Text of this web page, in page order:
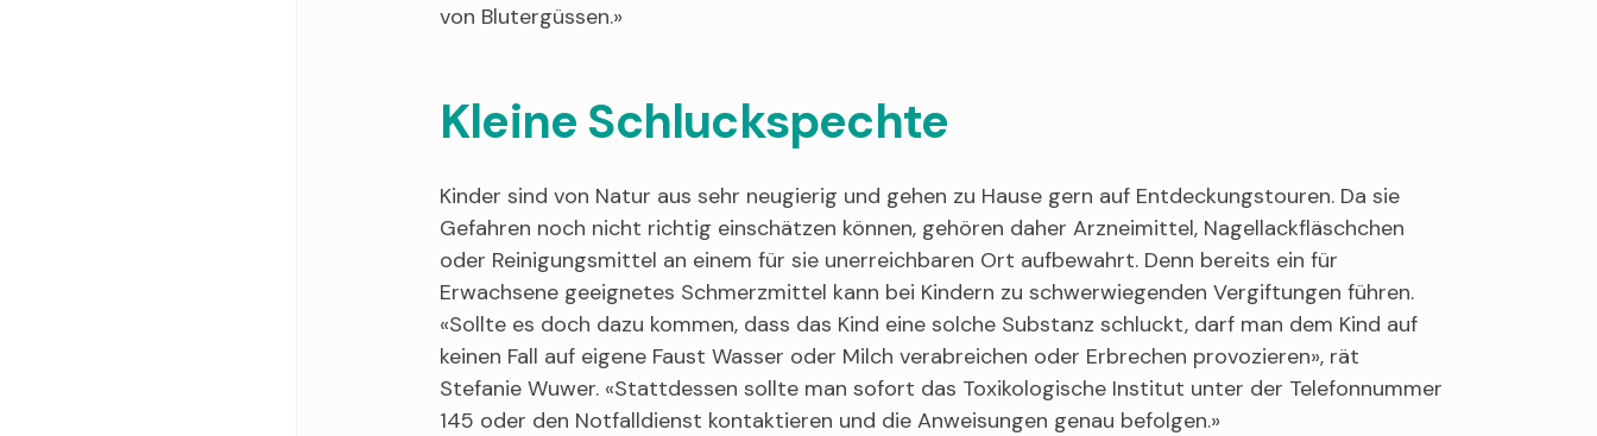
von Blutergüssen.»
Kleine Schluckspechte
Kinder sind von Natur aus sehr neugierig und gehen zu Hause gern auf Entdeckungstouren. Da sie
Gefahren noch nicht richtig einschätzen können, gehören daher Arzneimittel, Nagellackfläschchen
oder Reinigungsmittel an einem für sie unerreichbaren Ort aufbewahrt. Denn bereits ein für
Erwachsene geeignetes Schmerzmittel kann bei Kindern zu schwerwiegenden Vergiftungen führen.
«Sollte es doch dazu kommen, dass das Kind eine solche Substanz schluckt, darf man dem Kind auf
keinen Fall auf eigene Faust Wasser oder Milch verabreichen oder Erbrechen provozieren», rät
Stefanie Wuwer. «Stattdessen sollte man sofort das Toxikologische Institut unter der Telefonnummer
145 oder den Notfalldienst kontaktieren und die Anweisungen genau befolgen.»